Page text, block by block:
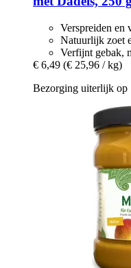
Verspreiden en
Natuurlijk zoet
Verfijnt gebak,
€ 6,49 (€ 25,96 / kg)
Bezorging uiterlijk op